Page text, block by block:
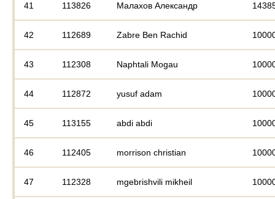
41 113826 Малахов Александр
42 112689 Zabre Ben Rachid
43 112308 Naphtali Mogau
44 112872 yusuf adam
45 113155 abdi abdi
46 112405 morrison christian
47 112328 mgebrishvili mikheil